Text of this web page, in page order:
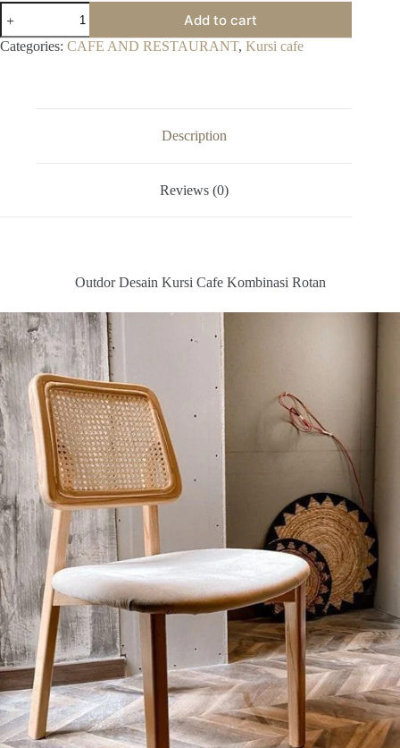
Outdor
Desain
Kursi
Cafe
Add to cart
Categories: CAFE AND RESTAURANT, Kursi cafe
Description
Reviews (0)
Outdor Desain Kursi Cafe Kombinasi Rotan